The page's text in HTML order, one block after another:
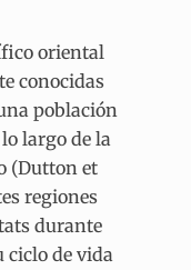
oriental
conocidas
población
largo de la
(Dutton et
regiones
durante
ciclo de vida